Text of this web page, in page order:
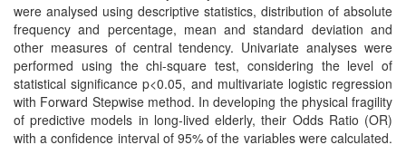
were analysed using descriptive statistics, distribution of absolute
frequency and percentage, mean and standard deviation and
other measures of central tendency. Univariate analyses were
performed using the chi-square test, considering the level of
statistical significance p<0.05, and multivariate logistic regression
with Forward Stepwise method. In developing the physical fragility
of predictive models in long-lived elderly, their Odds Ratio (OR)
with a confidence interval of 95% of the variables were calculated.